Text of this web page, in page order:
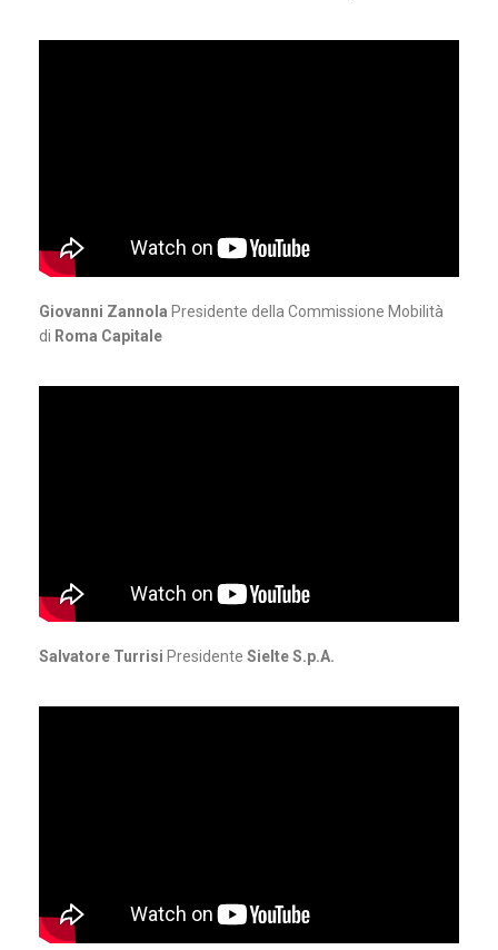
Giovanni Zannola Presidente della Commissione Mobilità
di Roma Capitale
Salvatore Turrisi Presidente Sielte S.p.A.